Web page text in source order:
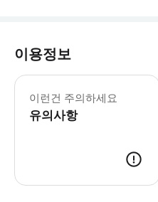
이용정보
이런건 주의하세요
유의사항